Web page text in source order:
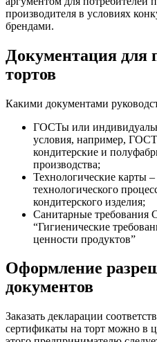
производителя в условиях
брендами.
Документация для
тортов
Какими документами
ГОСТы или
условия, например,
кондитерские и
производства;
Технологические карты
технологического
кондитерского изделия;
Санитарные требования
“Гигиенические
ценности продуктов”
Оформление
документов
Заказать декларации
сертификаты на торт можно в